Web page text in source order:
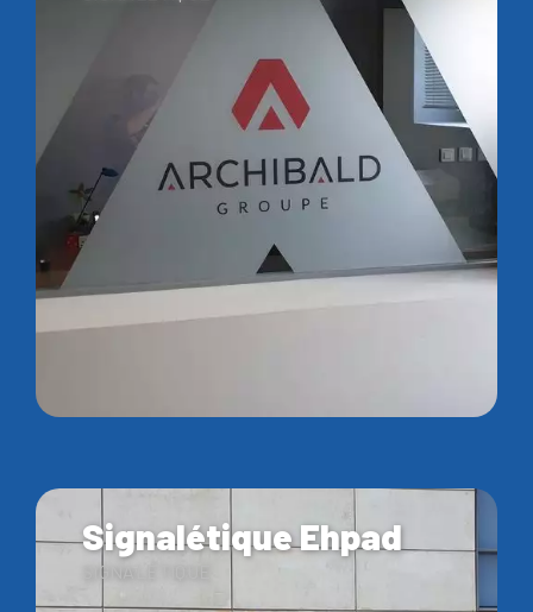
Signalétique Ehpad
SIGNALÉTIQUE